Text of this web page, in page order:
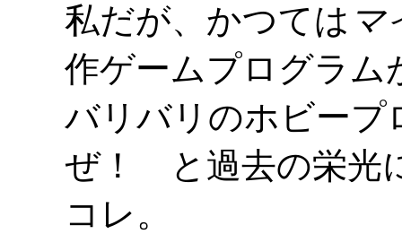
私だが、かつては マ
作ゲームプログラム
バリバリのホビー
ぜ！ と過去の栄光
コレ。